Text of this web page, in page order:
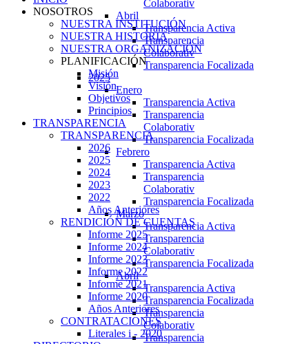
Colaborativ
Abril
Transparencia Activa
Transparencia
Colaborativ
Transparencia Focalizada
2025
Enero
Transparencia Activa
Transparencia
Colaborativ
Transparencia Focalizada
Febrero
Transparencia Activa
Transparencia
Colaborativ
Transparencia Focalizada
Marzo
Transparencia Activa
Transparencia
Colaborativ
Transparencia Focalizada
Abril
Transparencia Activa
Transparencia Focalizada
Transparencia
Colaborativ
Transparencia
NOSOTROS
NUESTRA INSTITUCIÓN
NUESTRA HISTORIA
NUESTRA ORGANIZACIÓN
PLANIFICACIÓN
Misión
Visión
Objetivos
Principios
TRANSPARENCIA
TRANSPARENCIA
2026
2025
2024
2023
2022
Años Anteriores
RENDICIÓN DE CUENTAS
Informe 2025
Informe 2024
Informe 2023
Informe 2022
Informe 2021
Informe 2020
Años Anteriores
CONTRATACIONES
Literales i - 2020